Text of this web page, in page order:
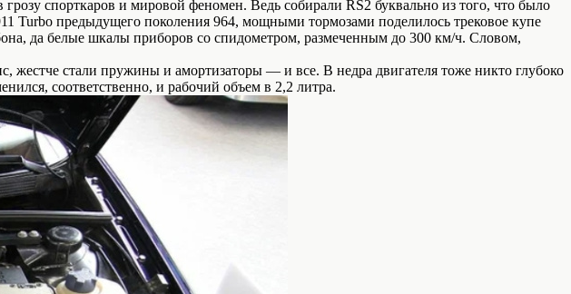
спорткаров и мировой феномен. Ведь собирали RS2 буквально из того, что было
Turbo предыдущего поколения 964, мощными тормозами поделилось трековое купе
да белые шкалы приборов со спидометром, размеченным до 300 км/ч. Словом,
жестче стали пружины и амортизаторы — и все. В недра двигателя тоже никто глубоко
соответственно, и рабочий объем в 2,2 литра.